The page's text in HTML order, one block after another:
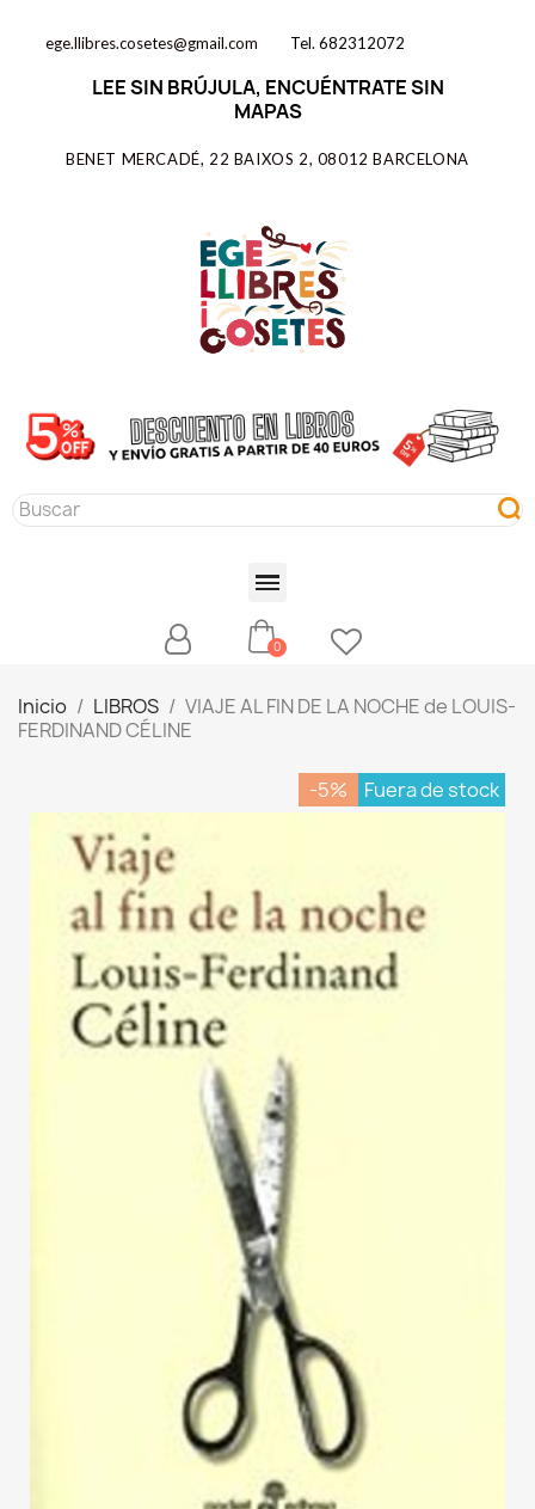
ege.llibres.cosetes@gmail.com Tel. 682312072
LEE SIN BRÚJULA, ENCUÉNTRATE SIN
MAPAS
BENET MERCADÉ, 22 BAIXOS 2, 08012 BARCELONA
Inicio LIBROS
VIAJE AL FIN DE LA NOCHE de LOUIS-
FERDINAND CÉLINE
-5% Fuera de stock